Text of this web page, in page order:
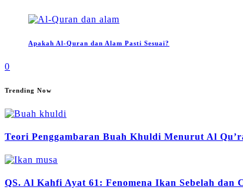
Apakah Al-Quran dan Alam Pasti Sesuai?
0
Trending Now
Teori Penggambaran Buah Khuldi Menurut Al
QS. Al Kahfi Ayat 61: Fenomena Ikan Sebelah dan